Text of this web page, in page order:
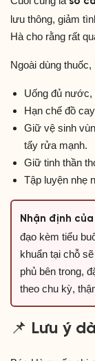
lưu thông, giảm
Hà cho rằng rất
Ngoài dùng
Uống đủ nước,
Hạn chế đồ
Giữ vệ sinh
tẩy rửa mạnh.
Giữ tinh thần
Tập luyện nhẹ
Nhận định của
đạo kèm tiểu
khuẩn tại chỗ
phủ bên trong,
theo chu kỳ,
📌 Lưu ý